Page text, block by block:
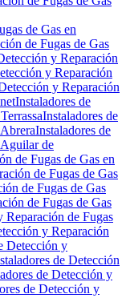
de Gas en
de Fugas de Gas
y Reparación
y Reparación
y Reparación
Instaladores de
Instaladores de
Instaladores de
de
de Fugas de Gas en
de Fugas de Gas
de Fugas de Gas
de Fugas de Gas
Reparación de Fugas
y Reparación
Detección y
de Detección
de Detección y
de Detección y